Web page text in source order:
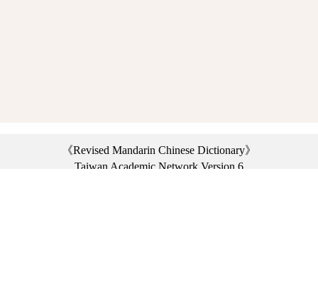
《Revised Mandarin Chinese Dictionary》
Taiwan Academic Network Version 6